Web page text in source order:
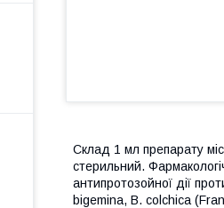
Склад 1 мл препарату
стерильний.
антипротозойної дії
bigemina, B. сolchica